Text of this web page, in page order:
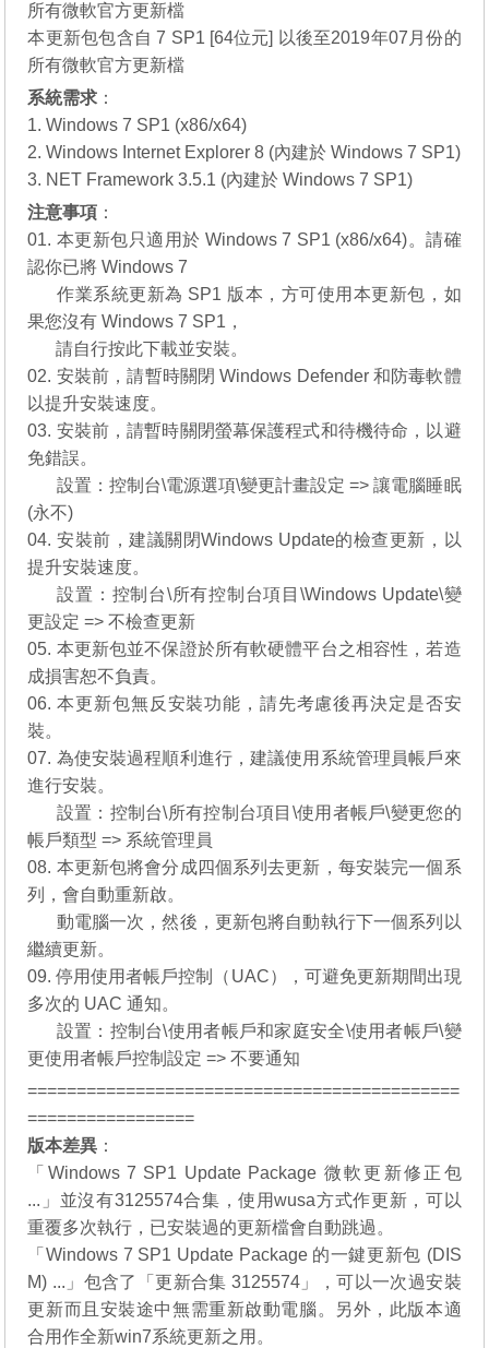
所有微軟官方更新檔
本更新包包含自 7 SP1 [64位元] 以後至2019年07月份的
所有微軟官方更新檔
系統需求 ：
1. Windows 7 SP1 (x86/x64)
2. Windows Internet Explorer 8 (內建於 Windows 7 SP1)
3. NET Framework 3.5.1 (內建於 Windows 7 SP1)
注意事項 ：
01. 本更新包只適用於 Windows 7 SP1 (x86/x64)。請確
認你已將 Windows 7
作業系統更新為 SP1 版本，方可使用本更新包，如
果您沒有Windows 7 SP1 ，
請自行按此下載並安裝。
02. 安裝前，請暫時關閉 Windows Defender 和防毒軟體
以提升安裝速度。
03. 安裝前，請暫時關閉螢幕保護程式和待機待命，以避
免錯誤。
設置：控制台\電源選項\變更計畫設定 => 讓電腦睡眠
(永不)
04. 安裝前，建議關閉Windows Update的檢查更新，以
提升安裝速度。
設置：控制台\所有控制台項目\Windows Update\變
更設定 => 不檢查更新
05. 本更新包並不保證於所有軟硬體平台之相容性，若造
成損害恕不負責。
06. 本更新包無反安裝功能，請先考慮後再決定是否安
裝。
07. 為使安裝過程順利進行，建議使用系統管理員帳戶來
進行安裝。
設置：控制台\所有控制台項目\使用者帳戶\變更您的
帳戶類型 => 系統管理員
08. 本更新包將會分成四個系列去更新，每安裝完一個系
列，會自動重新啟。
動電腦一次，然後，更新包將自動執行下一個系列以
繼續更新。
09. 停用使用者帳戶控制（UAC），可避免更新期間出現
多次的 UAC 通知。
設置：控制台\使用者帳戶和家庭安全\使用者帳戶\變
更使用者帳戶控制設定 => 不要通知
============================================
=================
版本差異 ：
「Windows 7 SP1 Update Package 微軟更新修正包
...」並沒有3125574合集，使用wusa方式作更新，可以
重覆多次執行，已安裝過的更新檔會自動跳過。
「Windows 7 SP1 Update Package 的一鍵更新包 (DIS
M) ...」包含了「更新合集 3125574」，可以一次過安裝
更新而且安裝途中無需重新啟動電腦。另外，此版本適
合用作全新win7系統更新之用。